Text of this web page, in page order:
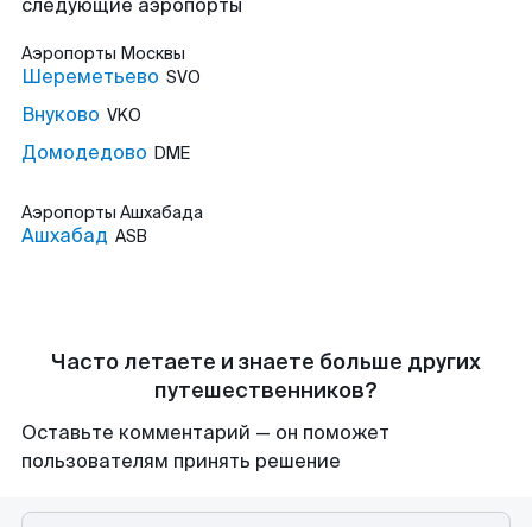
следующие аэропорты
Аэропорты Москвы
Шереметьево SVO
Внуково VKO
Домодедово DME
Аэропорты Ашхабада
Ашхабад ASB
Часто летаете и знаете больше других
путешественников?
Оставьте комментарий — он поможет
пользователям принять решение